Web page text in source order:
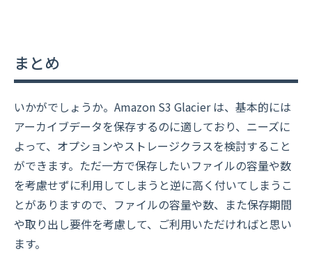
まとめ
いかがでしょうか。Amazon S3 Glacier は、基本的には
アーカイブデータを保存するのに適しており、ニーズに
よって、オプションやストレージクラスを検討すること
ができます。ただ一方で保存したいファイルの容量や数
を考慮せずに利用してしまうと逆に高く付いてしまうこ
とがありますので、ファイルの容量や数、また保存期間
や取り出し要件を考慮して、ご利用いただければと思い
ます。